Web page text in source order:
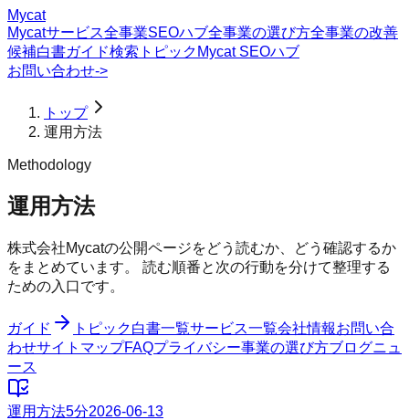
Mycat
Mycatサービス全事業SEOハブ全事業の選び方全事業の改善
候補白書ガイド検索トピック Mycat SEOハブ
お問い合わせ->
トップ
運用方法
Methodology
運用方法
株式会社Mycatの公開ページをどう読むか、どう確認するか
をまとめています。 読む順番と次の行動を分けて整理する
ための入口です。
ガイド トピック白書一覧サービス一覧会社情報お問い合
わせサイトマップFAQプライバシー事業の選び方ブログニュ
ース
運用方法5分2026-06-13